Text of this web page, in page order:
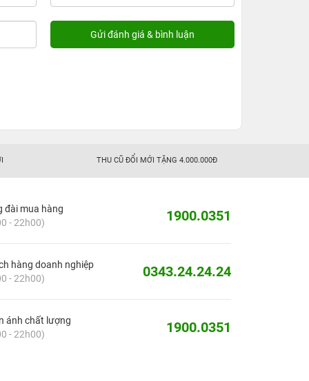
THU CŨ ĐỔI MỚI TẶNG 4.000.000Đ
đài mua hàng
- 22h00)
1900.0351
hàng doanh nghiệp
- 22h00)
0343.24.24.24
ánh chất lượng
- 22h00)
1900.0351